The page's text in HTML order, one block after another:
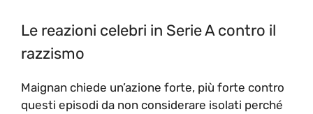
Le reazioni celebri in Serie A contro il
razzismo
Maignan chiede un’azione forte, più forte contro
questi episodi da non considerare isolati perché